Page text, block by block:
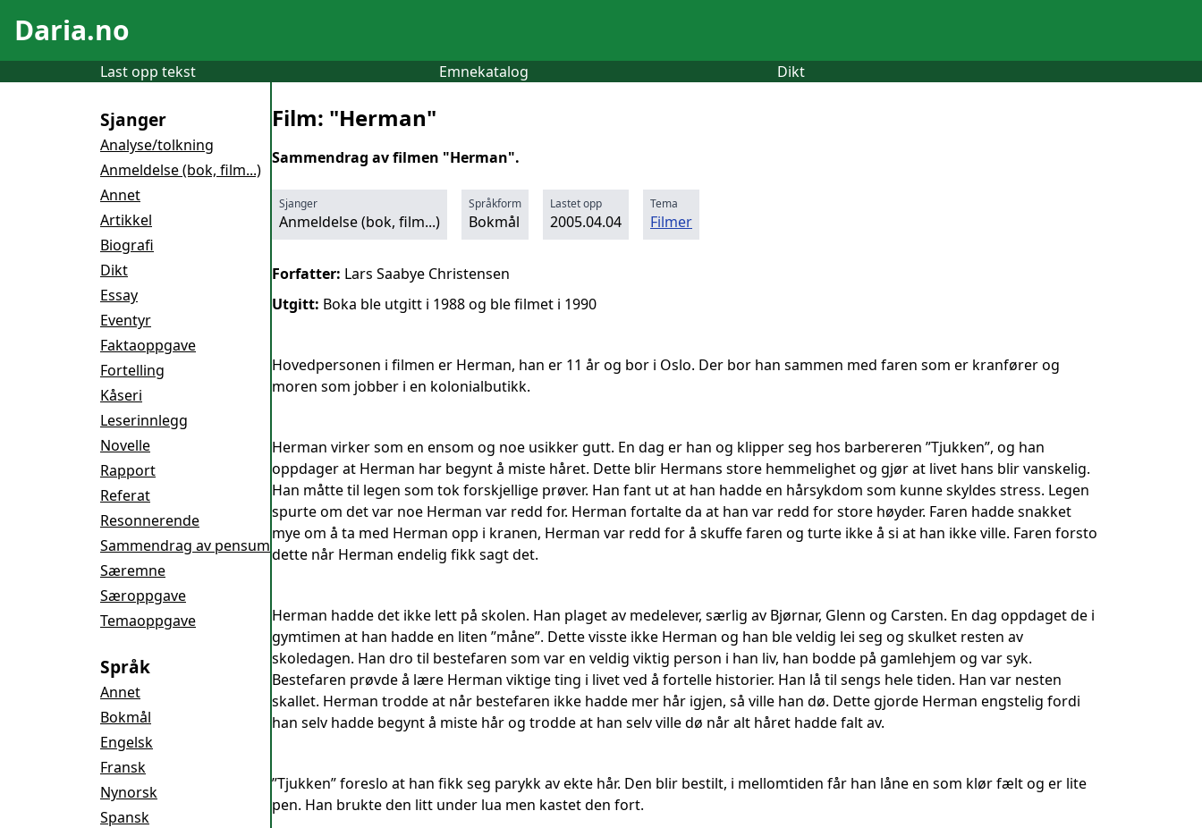
Daria.no
Last opp tekst Emnekatalog Dikt
Sjanger
Analyse/tolkning
Anmeldelse (bok, film...)
Annet
Artikkel
Biografi
Dikt
Essay
Eventyr
Faktaoppgave
Fortelling
Kåseri
Leserinnlegg
Novelle
Rapport
Referat
Resonnerende
Sammendrag av pensum
Særemne
Særoppgave
Temaoppgave
Språk
Annet
Bokmål
Engelsk
Fransk
Nynorsk
Spansk
Film: "Herman"
Sammendrag av filmen "Herman".
Sjanger
Anmeldelse (bok, film...)
Språkform
Bokmål
Lastet opp
2005.04.04
Tema
Filmer
Forfatter: Lars Saabye Christensen
Utgitt: Boka ble utgitt i 1988 og ble filmet i 1990
Hovedpersonen i filmen er Herman, han er 11 år og bor i Oslo. Der bor han sammen med faren som er kranfører og
moren som jobber i en kolonialbutikk.
Herman virker som en ensom og noe usikker gutt. En dag er han og klipper seg hos barbereren ”Tjukken”, og han
oppdager at Herman har begynt å miste håret. Dette blir Hermans store hemmelighet og gjør at livet hans blir vanskelig.
Han måtte til legen som tok forskjellige prøver. Han fant ut at han hadde en hårsykdom som kunne skyldes stress. Legen
spurte om det var noe Herman var redd for. Herman fortalte da at han var redd for store høyder. Faren hadde snakket
mye om å ta med Herman opp i kranen, Herman var redd for å skuffe faren og turte ikke å si at han ikke ville. Faren forsto
dette når Herman endelig fikk sagt det.
Herman hadde det ikke lett på skolen. Han plaget av medelever, særlig av Bjørnar, Glenn og Carsten. En dag oppdaget de i
gymtimen at han hadde en liten ”måne”. Dette visste ikke Herman og han ble veldig lei seg og skulket resten av
skoledagen. Han dro til bestefaren som var en veldig viktig person i han liv, han bodde på gamlehjem og var syk.
Bestefaren prøvde å lære Herman viktige ting i livet ved å fortelle historier. Han lå til sengs hele tiden. Han var nesten
skallet. Herman trodde at når bestefaren ikke hadde mer hår igjen, så ville han dø. Dette gjorde Herman engstelig fordi
han selv hadde begynt å miste hår og trodde at han selv ville dø når alt håret hadde falt av.
”Tjukken” foreslo at han fikk seg parykk av ekte hår. Den blir bestilt, i mellomtiden får han låne en som klør fælt og er lite
pen. Han brukte den litt under lua men kastet den fort.